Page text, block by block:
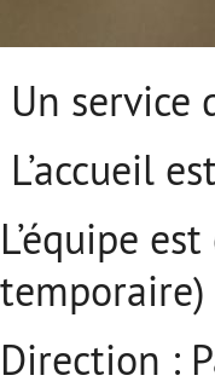
Un service
L’accueil
L’équipe
temporaire)
Direction :